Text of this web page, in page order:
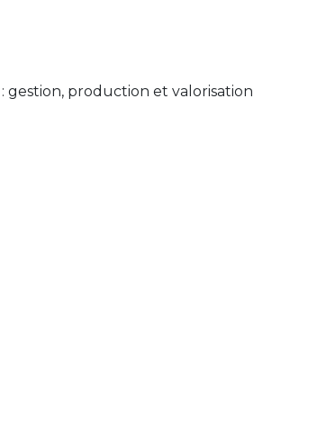
gestion, production et valorisation